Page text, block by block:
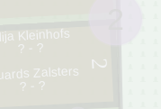
2
Kleinhofs
? - ?
Zalsters
? - ?